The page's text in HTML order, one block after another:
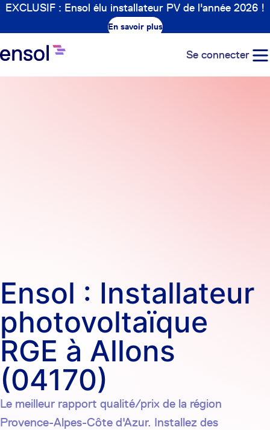
EXCLUSIF : Ensol élu installateur PV de l'année 2026 !
En savoir plus
Se connecter
Ensol : Installateur
photovoltaïque
RGE à Allons
(04170)
Le meilleur rapport qualité/prix de la région
Provence-Alpes-Côte d'Azur. Installez des